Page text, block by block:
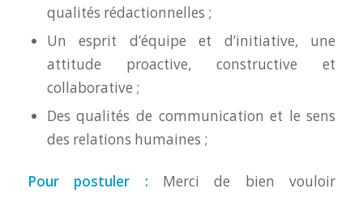
qualités rédactionnelles ;
Un esprit d’équipe et d’initiative, une
attitude proactive, constructive et
collaborative ;
Des qualités de communication et le sens
des relations humaines ;
Pour postuler : Merci de bien vouloir